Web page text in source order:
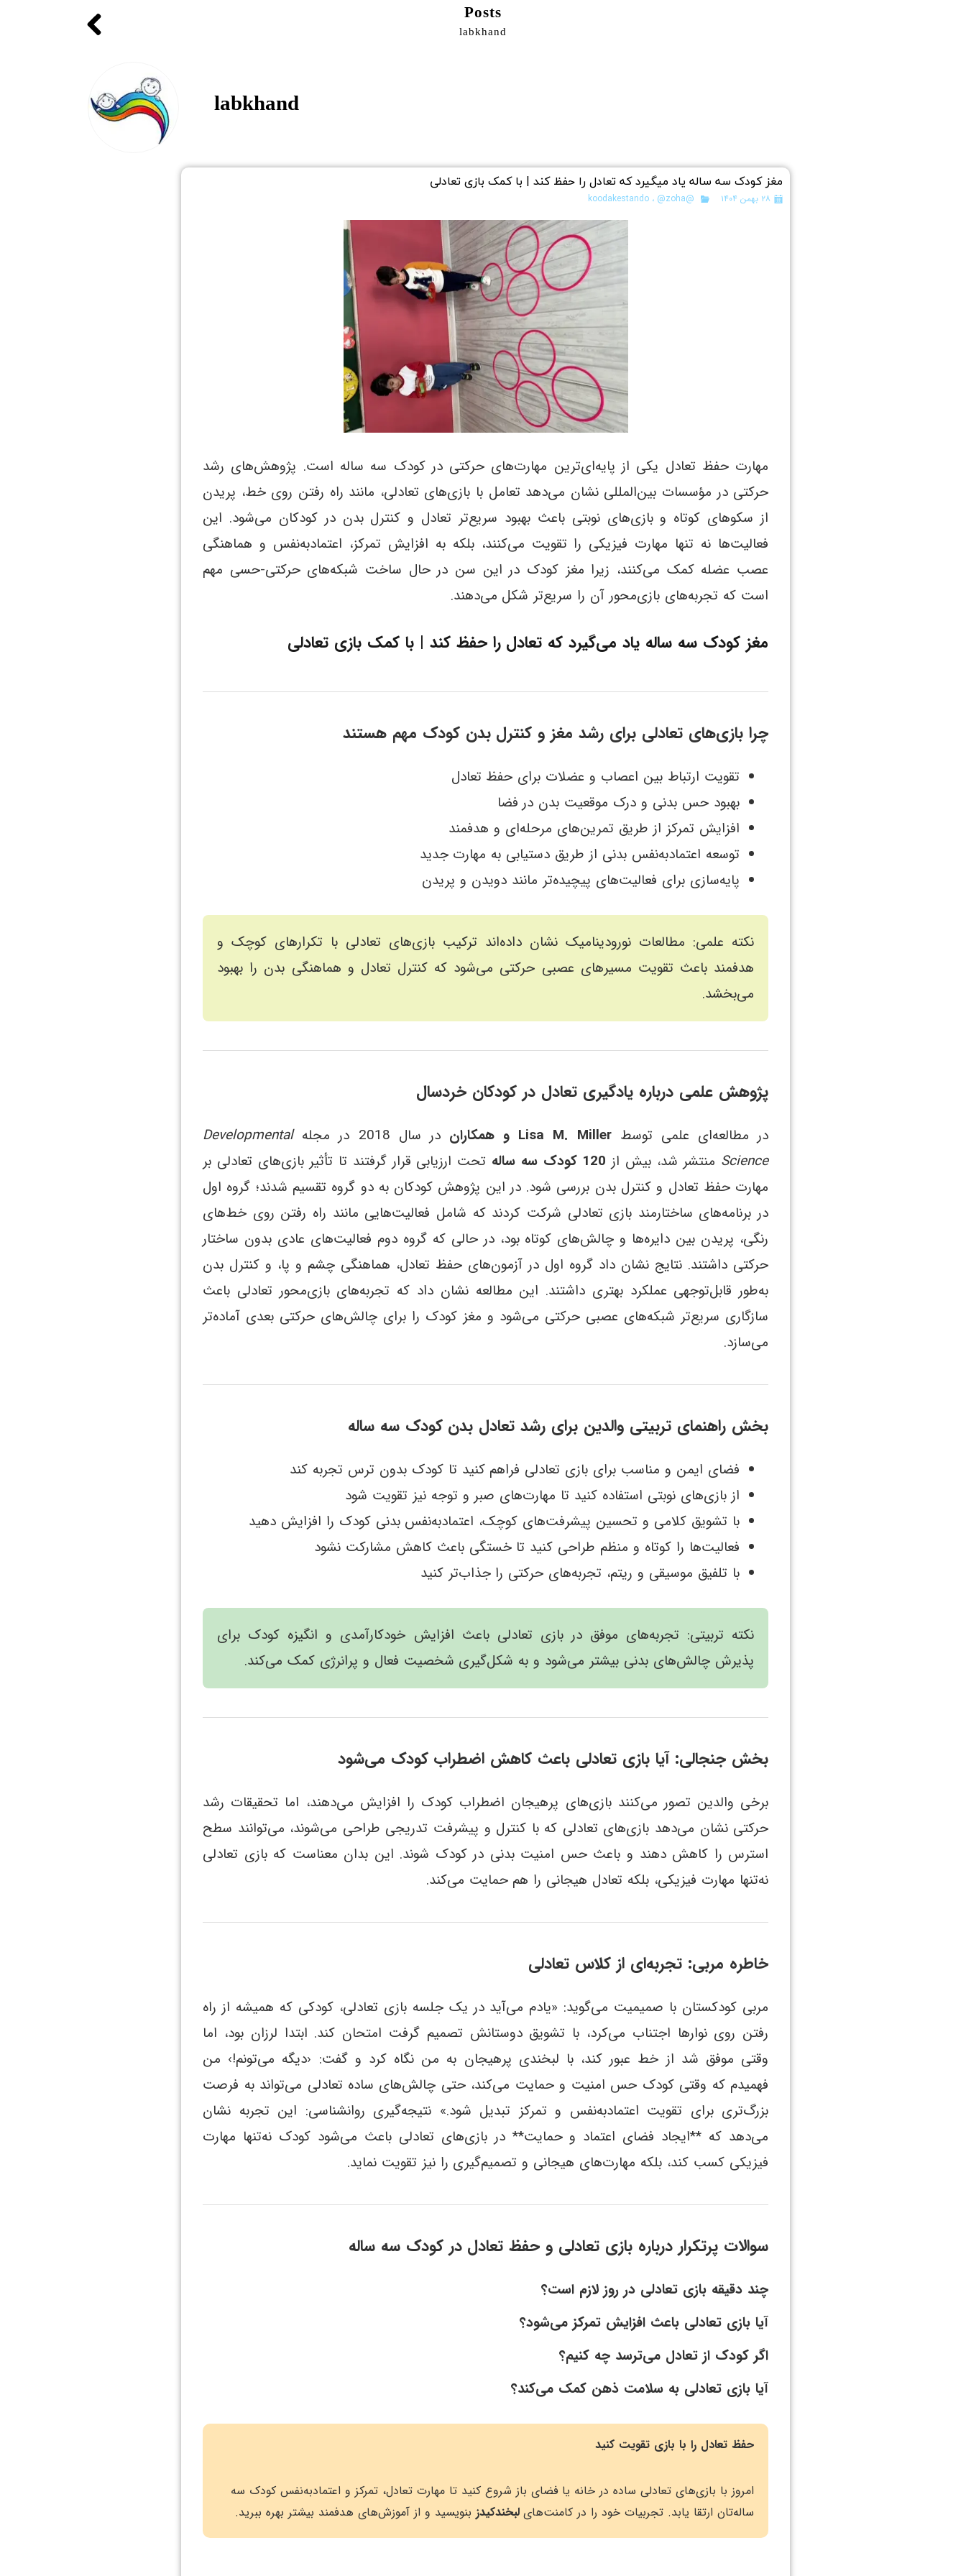
Posts
labkhand
labkhand
مغز کودک سه ساله یاد میگیرد که تعادل را حفظ کند | با کمک بازی تعادلی
۲۸ بهمن ۱۴۰۴ @koodakestando ، @zoha
مهارت حفظ تعادل یکی از پایه‌ای‌ترین مهارت‌های حرکتی در کودک سه ساله است. پژوهش‌های رشد
حرکتی در مؤسسات بین‌المللی نشان می‌دهد تعامل با بازی‌های تعادلی، مانند راه رفتن روی خط، پریدن
از سکوهای کوتاه و بازی‌های نوبتی باعث بهبود سریع‌تر تعادل و کنترل بدن در کودکان می‌شود. این
فعالیت‌ها نه تنها مهارت فیزیکی را تقویت می‌کنند، بلکه به افزایش تمرکز، اعتمادبه‌نفس و هماهنگی
عصب عضله کمک می‌کنند، زیرا مغز کودک در این سن در حال ساخت شبکه‌های حرکتی-حسی مهم
است که تجربه‌های بازی‌محور آن را سریع‌تر شکل می‌دهند.
مغز کودک سه ساله یاد می‌گیرد که تعادل را حفظ کند | با کمک بازی تعادلی
چرا بازی‌های تعادلی برای رشد مغز و کنترل بدن کودک مهم هستند
تقویت ارتباط بین اعصاب و عضلات برای حفظ تعادل
بهبود حس بدنی و درک موقعیت بدن در فضا
افزایش تمرکز از طریق تمرین‌های مرحله‌ای و هدفمند
توسعه اعتمادبه‌نفس بدنی از طریق دستیابی به مهارت جدید
پایه‌سازی برای فعالیت‌های پیچیده‌تر مانند دویدن و پریدن
نکته علمی: مطالعات نورودینامیک نشان داده‌اند ترکیب بازی‌های تعادلی با تکرارهای کوچک و
هدفمند باعث تقویت مسیرهای عصبی حرکتی می‌شود که کنترل تعادل و هماهنگی بدن را بهبود
می‌بخشد.
پژوهش علمی درباره یادگیری تعادل در کودکان خردسال
در مطالعه‌ای علمی توسطLisa M. Miller و همکاران در سال 2018 در مجله
Developmental
Science منتشر شد، بیش از 120 کودک سه ساله
تحت ارزیابی قرار گرفتند تا تأثیر بازی‌های تعادلی بر
مهارت حفظ تعادل و کنترل بدن بررسی شود. در این پژوهش کودکان به دو گروه تقسیم شدند؛ گروه اول
در برنامه‌های ساختارمند بازی تعادلی شرکت کردند که شامل فعالیت‌هایی مانند راه رفتن روی خط‌های
رنگی، پریدن بین دایره‌ها و چالش‌های کوتاه بود، در حالی که گروه دوم فعالیت‌های عادی بدون ساختار
حرکتی داشتند. نتایج نشان داد گروه اول در آزمون‌های حفظ تعادل، هماهنگی چشم و پا، و کنترل بدن
به‌طور قابل‌توجهی عملکرد بهتری داشتند. این مطالعه نشان داد که تجربه‌های بازی‌محور تعادلی باعث
سازگاری سریع‌تر شبکه‌های عصبی حرکتی می‌شود و مغز کودک را برای چالش‌های حرکتی بعدی آماده‌تر
می‌سازد.
بخش راهنمای تربیتی والدین برای رشد تعادل بدن کودک سه ساله
فضای ایمن و مناسب برای بازی تعادلی فراهم کنید تا کودک بدون ترس تجربه کند
از بازی‌های نوبتی استفاده کنید تا مهارت‌های صبر و توجه نیز تقویت شود
با تشویق کلامی و تحسین پیشرفت‌های کوچک، اعتمادبه‌نفس بدنی کودک را افزایش دهید
فعالیت‌ها را کوتاه و منظم طراحی کنید تا خستگی باعث کاهش مشارکت نشود
با تلفیق موسیقی و ریتم، تجربه‌های حرکتی را جذاب‌تر کنید
نکته تربیتی: تجربه‌های موفق در بازی تعادلی باعث افزایش خودکارآمدی و انگیزه کودک برای
پذیرش چالش‌های بدنی بیشتر می‌شود و به شکل‌گیری شخصیت فعال و پرانرژی کمک می‌کند.
بخش جنجالی: آیا بازی تعادلی باعث کاهش اضطراب کودک می‌شود
برخی والدین تصور می‌کنند بازی‌های پرهیجان اضطراب کودک را افزایش می‌دهند، اما تحقیقات رشد
حرکتی نشان می‌دهد بازی‌های تعادلی که با کنترل و پیشرفت تدریجی طراحی می‌شوند، می‌توانند سطح
استرس را کاهش دهند و باعث حس امنیت بدنی در کودک شوند. این بدان معناست که بازی تعادلی
نه‌تنها مهارت فیزیکی، بلکه تعادل هیجانی را هم حمایت می‌کند.
خاطره مربی: تجربه‌ای از کلاس تعادلی
مربی کودکستان با صمیمیت می‌گوید: «یادم می‌آید در یک جلسه بازی تعادلی، کودکی که همیشه از راه
رفتن روی نوارها اجتناب می‌کرد، با تشویق دوستانش تصمیم گرفت امتحان کند. ابتدا لرزان بود، اما
وقتی موفق شد از خط عبور کند، با لبخندی پرهیجان به من نگاه کرد و گفت: ‹دیگه می‌تونم!› من
فهمیدم که وقتی کودک حس امنیت و حمایت می‌کند، حتی چالش‌های ساده تعادلی می‌تواند به فرصت
بزرگ‌تری برای تقویت اعتمادبه‌نفس و تمرکز تبدیل شود.» نتیجه‌گیری روانشناسی: این تجربه نشان
می‌دهد که **ایجاد فضای اعتماد و حمایت** در بازی‌های تعادلی باعث می‌شود کودک نه‌تنها مهارت
فیزیکی کسب کند، بلکه مهارت‌های هیجانی و تصمیم‌گیری را نیز تقویت نماید.
سوالات پرتکرار درباره بازی تعادلی و حفظ تعادل در کودک سه ساله
چند دقیقه بازی تعادلی در روز لازم است؟
آیا بازی تعادلی باعث افزایش تمرکز می‌شود؟
اگر کودک از تعادل می‌ترسد چه کنیم؟
آیا بازی تعادلی به سلامت ذهن کمک می‌کند؟
حفظ تعادل را با بازی تقویت کنید
امروز با بازی‌های تعادلی ساده در خانه یا فضای باز شروع کنید تا مهارت تعادل، تمرکز و اعتمادبه‌نفس کودک سه
ساله‌تان ارتقا یابد. تجربیات خود را در کامنت‌هایلبخندکیدز بنویسید و از آموزش‌های هدفمند بیشتر بهره ببرید.